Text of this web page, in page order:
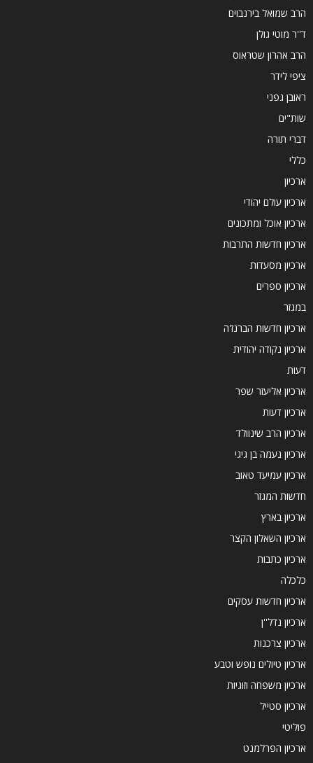
הרב שמואל בירנבוים
ד''ר מוטי גולן
הרב אהרון שטראוס
ציפי לידר
ראובן גפני
שות"ים
דברי תורה
כללי
ארכיון
ארכיון עולם יהודי
ארכיון אוכל ומתכונים
ארכיון חדשות התרבות
ארכיון מסעדות
ארכיון ספרים
במגזר
ארכיון חדשות הברנז'ה
ארכיון נקודה יהודית
דעות
ארכיון אליעזר שפר
ארכיון דעות
ארכיון הרב שינוולד
ארכיון נעמה בן גיגי
ארכיון עמיעד טאוב
חדשות המגזר
ארכיון בארץ
ארכיון השאלון הקצר
ארכיון כתבות
כלכלה
ארכיון חדשות עסקים
ארכיון נדל''ן
ארכיון צרכנות
ארכיון טיולים נופש וטבע
ארכיון משפחה וזוגיות
ארכיון סטייל
פוליטי
ארכיון הפרלמנט